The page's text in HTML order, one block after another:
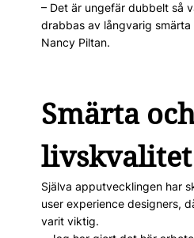
– Det är ungefär dubbelt så
drabbas av långvarig
Nancy Piltan.
Smärta
livskvalitet
Själva apputvecklingen har
user experience designers,
varit viktig.